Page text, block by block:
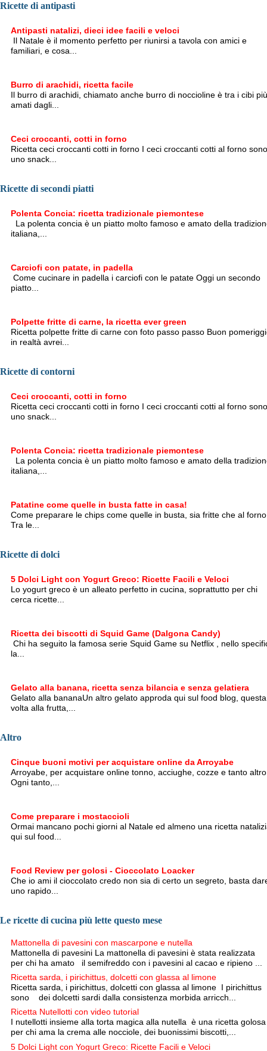
Ricette di antipasti
Antipasti natalizi, dieci idee facili e veloci
Il Natale è il momento perfetto per riunirsi a tavola con amici e
familiari, e cosa...
Burro di arachidi, ricetta facile
Il burro di arachidi, chiamato anche burro di noccioline è tra i cibi più
amati dagli...
Ceci croccanti, cotti in forno
Ricetta ceci croccanti cotti in forno I ceci croccanti cotti al forno sono
uno snack...
Ricette di secondi piatti
Polenta Concia: ricetta tradizionale piemontese
La polenta concia è un piatto molto famoso e amato della
italiana,...
Carciofi con patate, in padella
Come cucinare in padella i carciofi con le patate Oggi un secondo
piatto...
Polpette fritte di carne, la ricetta ever green
Ricetta polpette fritte di carne con foto passo passo Buon
in realtà avrei...
Ricette di contorni
Ceci croccanti, cotti in forno
Ricetta ceci croccanti cotti in forno I ceci croccanti cotti al forno sono
uno snack...
Polenta Concia: ricetta tradizionale piemontese
La polenta concia è un piatto molto famoso e amato della
italiana,...
Patatine come quelle in busta fatte in casa!
Come preparare le chips come quelle in busta, sia fritte che al forno
Tra le...
Ricette di dolci
5 Dolci Light con Yogurt Greco: Ricette Facili e Veloci
Lo yogurt greco è un alleato perfetto in cucina, soprattutto per chi
cerca ricette...
Ricetta dei biscotti di Squid Game (Dalgona Candy)
Chi ha seguito la famosa serie Squid Game su Netflix , nello
la...
Gelato alla banana, ricetta senza bilancia e senza gelatiera
Gelato alla bananaUn altro gelato approda qui sul food blog, questa
volta alla frutta,...
Altro
Cinque buoni motivi per acquistare online da Arroyabe
Arroyabe, per acquistare online tonno, acciughe, cozze e tanto altro
Ogni tanto,...
Come preparare i mostaccioli
Ormai mancano pochi giorni al Natale ed almeno una ricetta
qui sul food...
Food Review per golosi - Cioccolato Loacker
Che io ami il cioccolato credo non sia di certo un segreto, basta
uno rapido...
Le ricette di cucina più lette questo mese
Mattonella di pavesini con mascarpone e nutella
Mattonella di pavesini La mattonella di pavesini è stata realizzata
per chi ha amato il semifreddo con i pavesini al cacao e ripieno ...
Ricetta sarda, i pirichittus, dolcetti con glassa al limone
Ricetta sarda, i pirichittus, dolcetti con glassa al limone I pirichittus
sono dei dolcetti sardi dalla consistenza morbida arricch...
Ricetta Nutellotti con video tutorial
I nutellotti insieme alla torta magica alla nutella è una ricetta golosa
per chi ama la crema alle nocciole, dei buonissimi biscotti,...
5 Dolci Light con Yogurt Greco: Ricette Facili e Veloci